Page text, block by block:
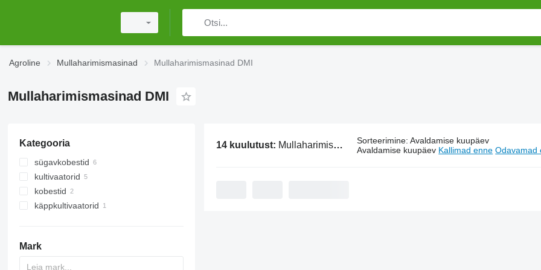
Agroline Mullaharimismasinad Mullaharimismasinad DMI
Mullaharimismasinad DMI
Kategooria
sügavkobestid
kultivaatorid
kobestid
käppkultivaatorid
Mark
14 kuulutust: Mullaharimismasinad DMI Sorteerimine: Avaldamise kuupäev
Avaldamise kuupäev Kallimad enne Odavamad